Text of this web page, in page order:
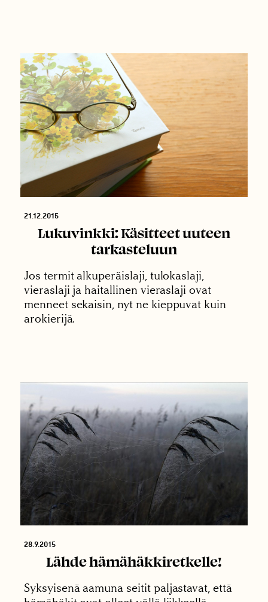
21.12.2015
Lukuvinkki: Käsitteet uuteen
tarkasteluun
Jos termit alkuperäislaji, tulokaslaji,
vieraslaji ja haitallinen vieraslaji ovat
menneet sekaisin, nyt ne kieppuvat kuin
arokierijä.
28.9.2015
Lähde hämähäkkiretkelle!
Syksyisenä aamuna seitit paljastavat, että